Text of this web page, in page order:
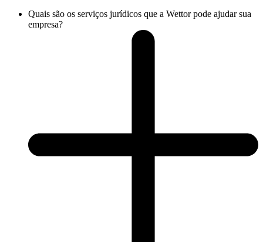
Quais são os serviços jurídicos que a Wettor pode ajudar sua
empresa?